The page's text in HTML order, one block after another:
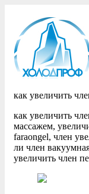
как увеличить
как увеличить
массажем,
faraongel, член
ли член
увеличить член